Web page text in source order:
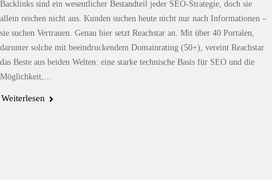
Backlinks sind ein wesentlicher Bestandteil jeder SEO-Strategie, doch sie
allein reichen nicht aus. Kunden suchen heute nicht nur nach Informationen –
sie suchen Vertrauen. Genau hier setzt Reachstar an. Mit über 40 Portalen,
darunter solche mit beeindruckendem Domainrating (50+), vereint Reachstar
das Beste aus beiden Welten: eine starke technische Basis für SEO und die
Möglichkeit,...
Weiterlesen